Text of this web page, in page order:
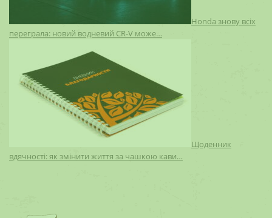
Honda знову всіх
переграла: новий водневий CR-V може…
Щоденник
вдячності: як змінити життя за чашкою кави…